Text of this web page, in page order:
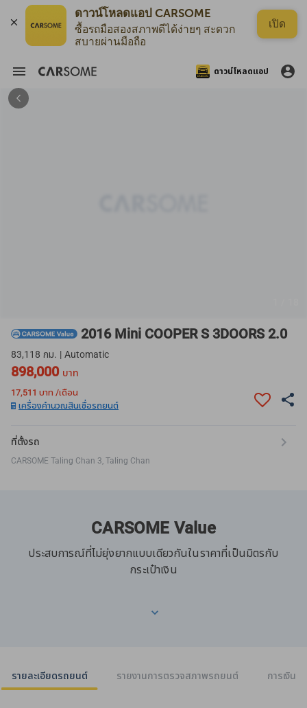
ดาวน์โหลดแอป CARSOME
ซื้อรถมือสองสภาพดีได้ง่ายๆ สะดวก
สบายผ่านมือถือ
เปิด
ดาวน์โหลดแอป
2016 Mini COOPER S 3DOORS 2.0
83,118 กม. | Automatic
898,000 บาท
17,511 บาท /เดือน
เครื่องคำนวณสินเชื่อรถยนต์
ที่ตั้งรถ
CARSOME Taling Chan 3, Taling Chan
CARSOME Value
ประสบการณ์ที่ไม่ยุ่งยากแบบเดียวกันในราคาที่เป็นมิตรกับ
กระเป๋าเงิน
รายละเอียดรถยนต์ รายงานการตรวจสภาพรถยนต์ การเงิน